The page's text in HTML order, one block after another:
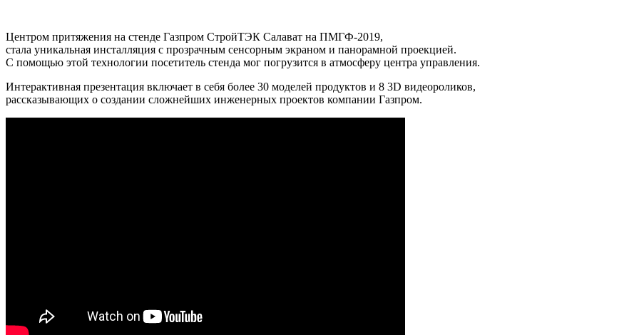
Центром притяжения на стенде Газпром СтройТЭК Салават на ПМГФ-2019,
стала уникальная инсталляция с прозрачным сенсорным экраном и панорамной проекцией.
С помощью этой технологии посетитель стенда мог погрузится в атмосферу центра управления.
Интерактивная презентация включает в себя более 30 моделей продуктов и 8 3D видеороликов,
рассказывающих о создании сложнейших инженерных проектов компании Газпром.